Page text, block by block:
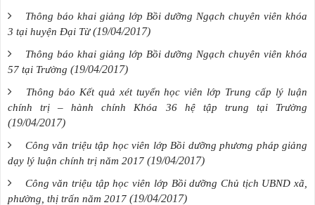
Thông báo khai giảng lớp Bồi dưỡng Ngạch chuyên viên khóa
3 tại huyện Đại Từ (19/04/2017)
Thông báo khai giảng lớp Bồi dưỡng Ngạch chuyên viên khóa
57 tại Trường (19/04/2017)
Thông báo Kết quả xét tuyển học viên lớp Trung cấp lý luận
chính trị – hành chính Khóa 36 hệ tập trung tại Trường
(19/04/2017)
Công văn triệu tập học viên lớp Bồi dưỡng phương pháp giảng
dạy lý luận chính trị năm 2017 (19/04/2017)
Công văn triệu tập học viên lớp Bồi dưỡng Chủ tịch UBND xã,
phường, thị trấn năm 2017 (19/04/2017)